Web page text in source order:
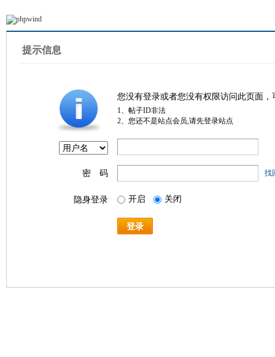
提示信息
您没有登录或者您没有权限访问此页面
1、帖子ID非法
2、您还不是站点会员,请先登录站点
密 码 找
隐身登录 开启 关闭
登录